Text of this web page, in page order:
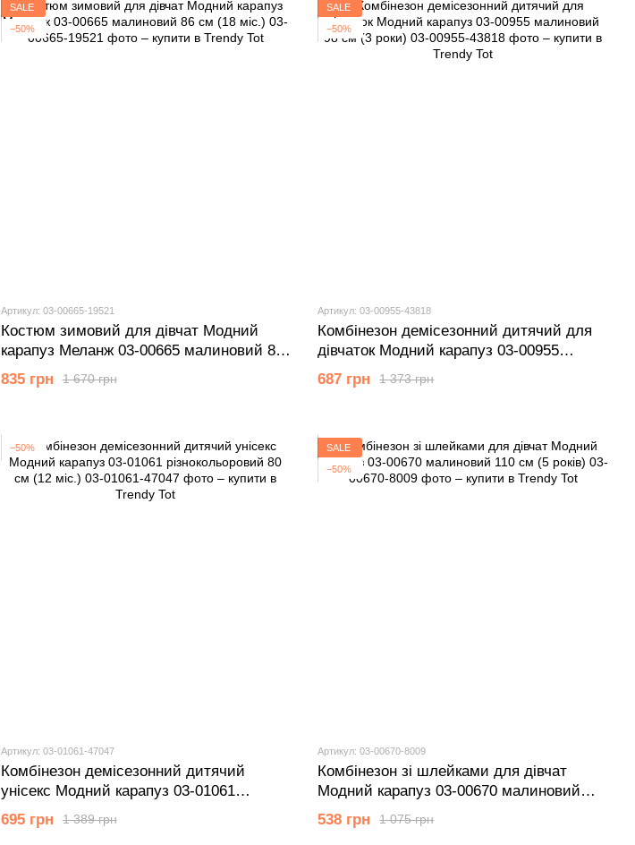
SALE
−50%
Артикул: 03-00665-19521
Костюм зимовий для дівчат Модний
карапуз Меланж 03-00665 малиновий 86
см (18 мiс.)
1 670 грн
835 грн
SALE
−50%
Артикул: 03-00955-43818
Комбінезон демісезонний дитячий для
дівчаток Модний карапуз 03-00955
малиновий 98 см (3 роки)
1 373 грн
687 грн
−50%
Артикул: 03-01061-47047
Комбінезон демісезонний дитячий
унісекс Модний карапуз 03-01061
різнокольоровий 80 см (12 мiс.)
1 389 грн
695 грн
SALE
−50%
Артикул: 03-00670-8009
Комбінезон зі шлейками для дівчат
Модний карапуз 03-00670 малиновий
110 см (5 років)
1 075 грн
538 грн